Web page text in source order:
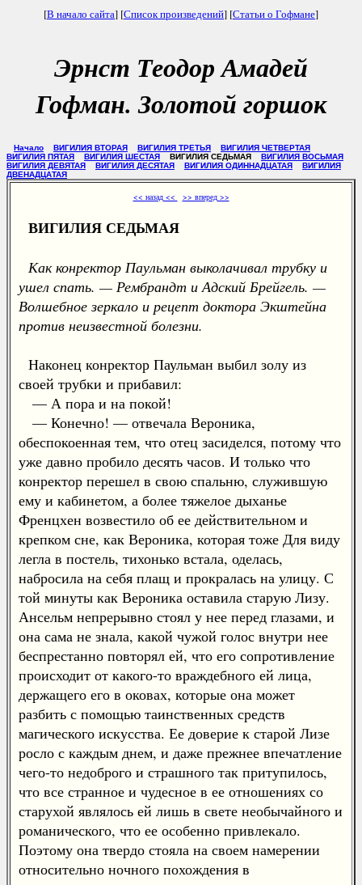
[В начало сайта] [Список произведений] [Статьи о Гофмане]
Эрнст Теодор Амадей
Гофман. Золотой горшок
Начало ВИГИЛИЯ ВТОРАЯ ВИГИЛИЯ ТРЕТЬЯ
ВИГИЛИЯ ЧЕТВЕРТАЯ
ВИГИЛИЯ ПЯТАЯ
ВИГИЛИЯ ШЕСТАЯ ВИГИЛИЯ СЕДЬМАЯ
ВИГИЛИЯ ВОСЬМАЯ
ВИГИЛИЯ ДЕВЯТАЯ
ВИГИЛИЯ ДЕСЯТАЯ ВИГИЛИЯ ОДИННАДЦАТАЯ
ВИГИЛИЯ
ДВЕНАДЦАТАЯ
<< назад << >> вперед >>
ВИГИЛИЯ СЕДЬМАЯ
Как конректор Паульман выколачивал трубку и
ушел спать. — Рембрандт и Адский Брейгель. —
Волшебное зеркало и рецепт доктора Экштейна
против неизвестной болезни.
Наконец конректор Паульман выбил золу из
своей трубки и прибавил:
— А пора и на покой!
— Конечно! — отвечала Вероника,
обеспокоенная тем, что отец засиделся, потому что
уже давно пробило десять часов. И только что
конректор перешел в свою спальню, служившую
ему и кабинетом, а более тяжелое дыханье
Френцхен возвестило об ее действительном и
крепком сне, как Вероника, которая тоже Для виду
легла в постель, тихонько встала, оделась,
набросила на себя плащ и прокралась на улицу. С
той минуты как Вероника оставила старую Лизу.
Ансельм непрерывно стоял у нее перед глазами, и
она сама не знала, какой чужой голос внутри нее
беспрестанно повторял ей, что его сопротивление
происходит от какого-то враждебного ей лица,
держащего его в оковах, которые она может
разбить с помощью таинственных средств
магического искусства. Ее доверие к старой Лизе
росло с каждым днем, и даже прежнее впечатление
чего-то недоброго и страшного так притупилось,
что все странное и чудесное в ее отношениях со
старухой являлось ей лишь в свете необычайного и
романического, что ее особенно привлекало.
Поэтому она твердо стояла на своем намерении
относительно ночного похождения в